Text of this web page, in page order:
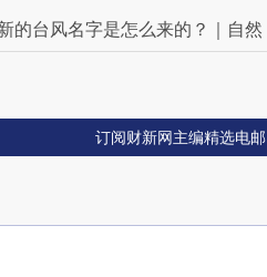
的台风名字是怎么来的？｜自然
订阅财新网主编精选电邮